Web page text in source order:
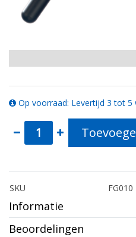
Op voorraad: Levertijd 3 tot 5
SKU FG010
Informatie
Beoordelingen